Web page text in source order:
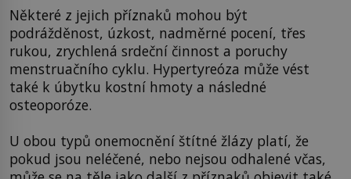
Některé z jejich příznaků mohou být
podrážděnost, úzkost, nadměrné pocení, třes
rukou, zrychlená srdeční činnost a poruchy
menstruačního cyklu. Hypertyreóza může vést
také k úbytku kostní hmoty a následné
osteoporóze.
U obou typů onemocnění štítné žlázy platí, že
pokud jsou neléčené, nebo nejsou odhalené včas,